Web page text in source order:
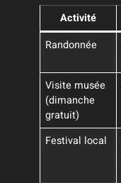
Activité
Randonnée
Visite musée
(dimanche
gratuit)
Festival local